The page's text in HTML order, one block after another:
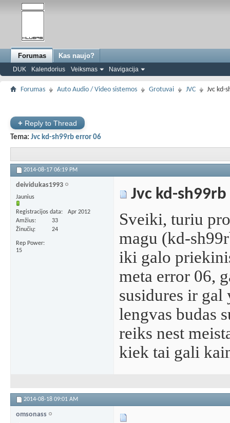
Forumas
DUK Kalendorius Veiksmas Navigacija
Kas naujo?
Forumas Auto Audio / Video sistemos Grotuvai JVC Jvc kd-
+ Reply to Thread
Tema: Jvc kd-sh99rb error 06
2014-08-17 06:19 PM
deividukas1993
Jaunius
Registracijos data
Apr 2012
Amžius
33
Žinučių
24
Rep Power
15
Jvc kd-
Sveiki, turiu
magu (kd-
iki galo
meta error 06,
susidures ir gal
lengvas budas
reiks nest
kiek tai gali
2014-08-18 09:01 AM
omsonass